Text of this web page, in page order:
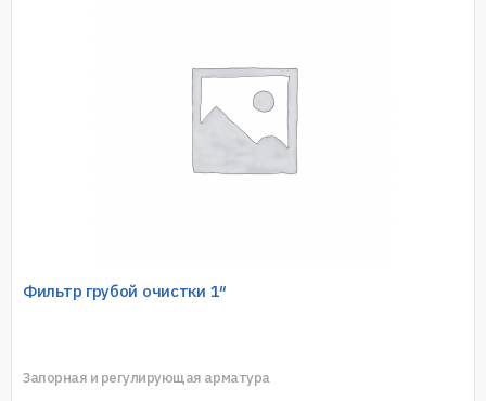
Фильтр грубой очистки 1″
Запорная и регулирующая арматура